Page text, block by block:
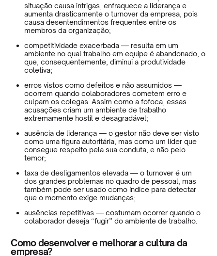
situação causa intrigas, enfraquece a liderança e
aumenta drasticamente o turnover da empresa, pois
causa desentendimentos frequentes entre os
membros da organização;
competitividade exacerbada — resulta em um
ambiente no qual trabalho em equipe é abandonado, o
que, consequentemente, diminui a produtividade
coletiva;
erros vistos como defeitos e não assumidos —
ocorrem quando colaboradores cometem erro e
culpam os colegas. Assim como a fofoca, essas
acusações criam um ambiente de trabalho
extremamente hostil e desagradável;
ausência de liderança — o gestor não deve ser visto
como uma figura autoritária, mas como um líder que
consegue respeito pela sua conduta, e não pelo
temor;
taxa de desligamentos elevada — o turnover é um
dos grandes problemas no quadro de pessoal, mas
também pode ser usado como índice para detectar
que o momento exige mudanças;
ausências repetitivas — costumam ocorrer quando o
colaborador deseja “fugir” do ambiente de trabalho.
Como desenvolver e melhorar a cultura da
empresa?